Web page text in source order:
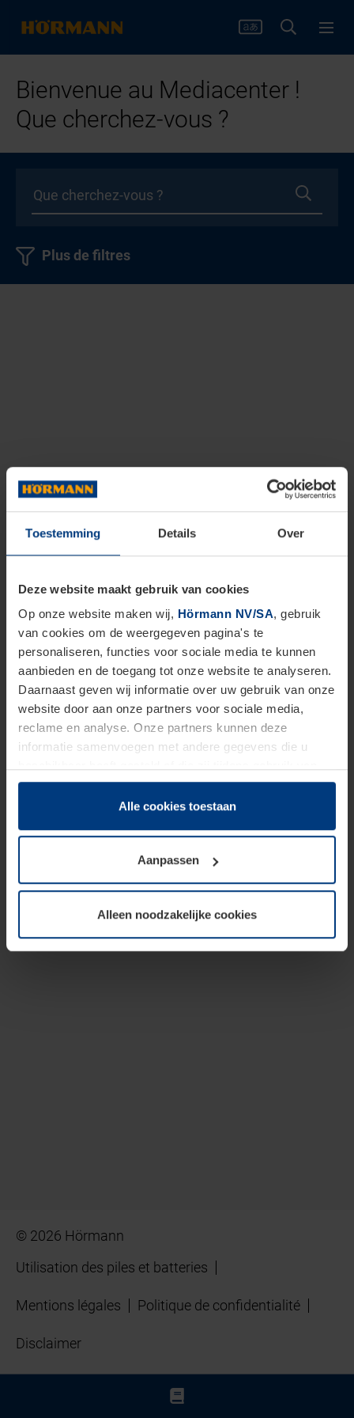
Toestemming Details Over
Deze website maakt gebruik van cookies
Op onze website maken wij, Hörmann NV/SA, gebruik
van cookies om de weergegeven pagina's te
personaliseren, functies voor sociale media te kunnen
aanbieden en de toegang tot onze website te analyseren.
Daarnaast geven wij informatie over uw gebruik van onze
website door aan onze partners voor sociale media,
reclame en analyse. Onze partners kunnen deze
informatie samenvoegen met andere gegevens die u
hun diensten hebben verzameld.
Juridisch hebben wij het recht om cookies op uw
van deze pagina's absoluut vereist is. Voor alle andere
soorten cookies is uw toestemming benodigd. Uw
toestemming kunt u op elk moment bij de uitleg van de
wijzigen of herroepen.
Alle cookies toestaan
Aanpassen
Alleen noodzakelijke cookies
Bienvenue au Mediacenter !
Que cherchez-vous ?
Plus de filtres
© 2026 Hörmann
Utilisation des piles et batteries
Mentions légales Politique de confidentialité
Disclaimer